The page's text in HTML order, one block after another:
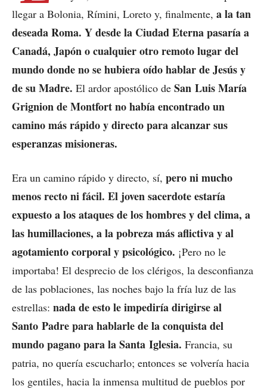
llegar a Bolonia, Rímini, Loreto y, finalmente, a la tan
deseada Roma. Y desde la Ciudad Eterna pasaría a
Canadá, Japón o cualquier otro remoto lugar del
mundo donde no se hubiera oído hablar de Jesús y
de su Madre. El ardor apostólico de San Luis María
Grignion de Montfort no había encontrado un
camino más rápido y directo para alcanzar sus
esperanzas misioneras.
Era un camino rápido y directo, sí, pero ni mucho
menos recto ni fácil. El joven sacerdote estaría
expuesto a los ataques de los hombres y del clima, a
las humillaciones, a la pobreza más aflictiva y al
agotamiento corporal y psicológico. ¡Pero no le
importaba! El desprecio de los clérigos, la desconfianza
de las poblaciones, las noches bajo la fría luz de las
estrellas: nada de esto le impediría dirigirse al
Santo Padre para hablarle de la conquista del
mundo pagano para la Santa Iglesia. Francia, su
patria, no quería escucharlo; entonces se volvería hacia
los gentiles, hacia la inmensa multitud de pueblos por